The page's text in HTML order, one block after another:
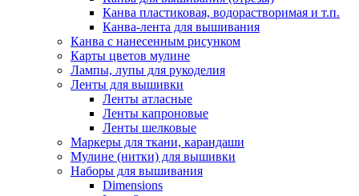
Канва пластиковая, водорастворимая и т.п.
Канва-лента для вышивания
Канва с нанесенным рисунком
Карты цветов мулине
Лампы, лупы для рукоделия
Ленты для вышивки
Ленты атласные
Ленты капроновые
Ленты шелковые
Маркеры для ткани, карандаши
Мулине (нитки) для вышивки
Наборы для вышивания
Dimensions